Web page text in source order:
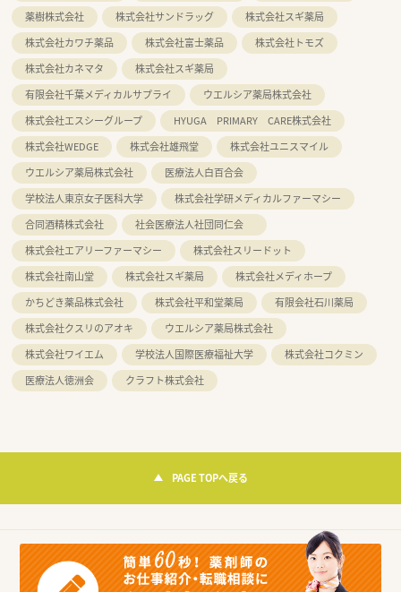
薬樹株式会社
株式会社サンドラッグ
株式会社スギ薬局
株式会社カワチ薬品
株式会社富士薬品
株式会社トモズ
株式会社カネマタ
株式会社スギ薬局
有限会社千葉メディカルサプライ
ウエルシア薬局株式会社
株式会社エスシーグループ
HYUGA PRIMARY CARE株式会社
株式会社WEDGE
株式会社雄飛堂
株式会社ユニスマイル
ウエルシア薬局株式会社
医療法人白百合会
学校法人東京女子医科大学
株式会社学研メディカルファーマシー
合同酒精株式会社
社会医療法人社団同仁会
株式会社エアリーファーマシー
株式会社スリードット
株式会社南山堂
株式会社スギ薬局
株式会社メディホープ
かちどき薬品株式会社
株式会社平和堂薬局
有限会社石川薬局
株式会社クスリのアオキ
ウエルシア薬局株式会社
株式会社ワイエム
学校法人国際医療福祉大学
株式会社コクミン
医療法人徳洲会
クラフト株式会社
PAGE TOPへ戻る